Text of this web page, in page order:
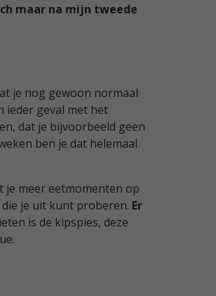
maar na mijn tweede
je nog gewoon normaal
ieder geval met het
dat je bijvoorbeeld geen
ben je dat helemaal
je meer eetmomenten op
je uit kunt proberen. Er
is de kipspies, deze